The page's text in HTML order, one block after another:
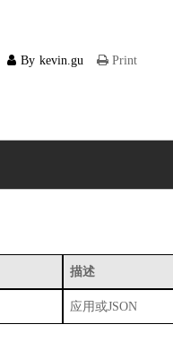
By kevin.gu Print
描述
应用或JSON